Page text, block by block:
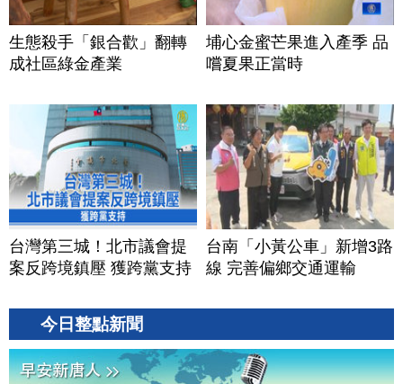
生態殺手「銀合歡」翻轉
成社區綠金產業
埔心金蜜芒果進入產季 品
嚐夏果正當時
台灣第三城！北市議會提
案反跨境鎮壓 獲跨黨支持
台南「小黃公車」新增3路
線 完善偏鄉交通運輸
今日整點新聞